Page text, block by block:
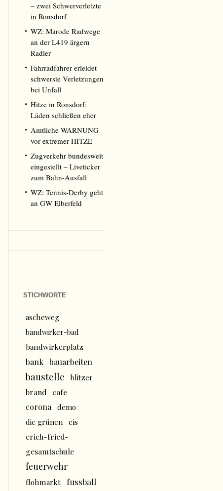
– zwei Schwerverletzte
in Ronsdorf
WZ: Marode Radwege
an der L419 ärgern
Radler
Fahrradfahrer erleidet
schwerste Verletzungen
bei Unfall
Hitze in Ronsdorf:
Läden schließen eher
Amtliche WARNUNG
vor extremer HITZE
Zugverkehr bundesweit
eingestellt – Liveticker
zum Bahn-Ausfall
WZ: Tennis-Derby geht
an GW Elberfeld
STICHWORTE
ascheweg
bandwirker-bad
bandwirkerplatz
bank bauarbeiten
baustelle blitzer
brand
cafe
corona
demo
die grünen
eis
erich-fried-
gesamtschule
feuerwehr
flohmarkt fussball